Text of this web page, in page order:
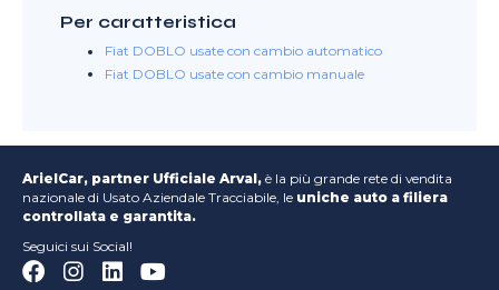
Per caratteristica
Fiat DOBLO usate con cambio automatico
Fiat DOBLO usate con cambio manuale
ArielCar, partner Ufficiale Arval, è la più grande rete di vendita
nazionale di Usato Aziendale Tracciabile, le uniche auto a filiera
controllata e garantita.
Seguici sui Social!